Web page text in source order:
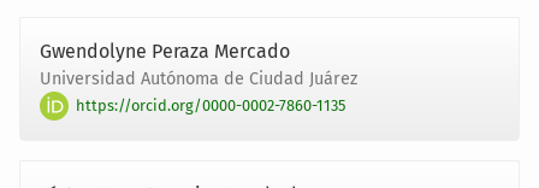
Gwendolyne Peraza Mercado
Universidad Autónoma de Ciudad Juárez
https://orcid.org/0000-0002-7860-1135